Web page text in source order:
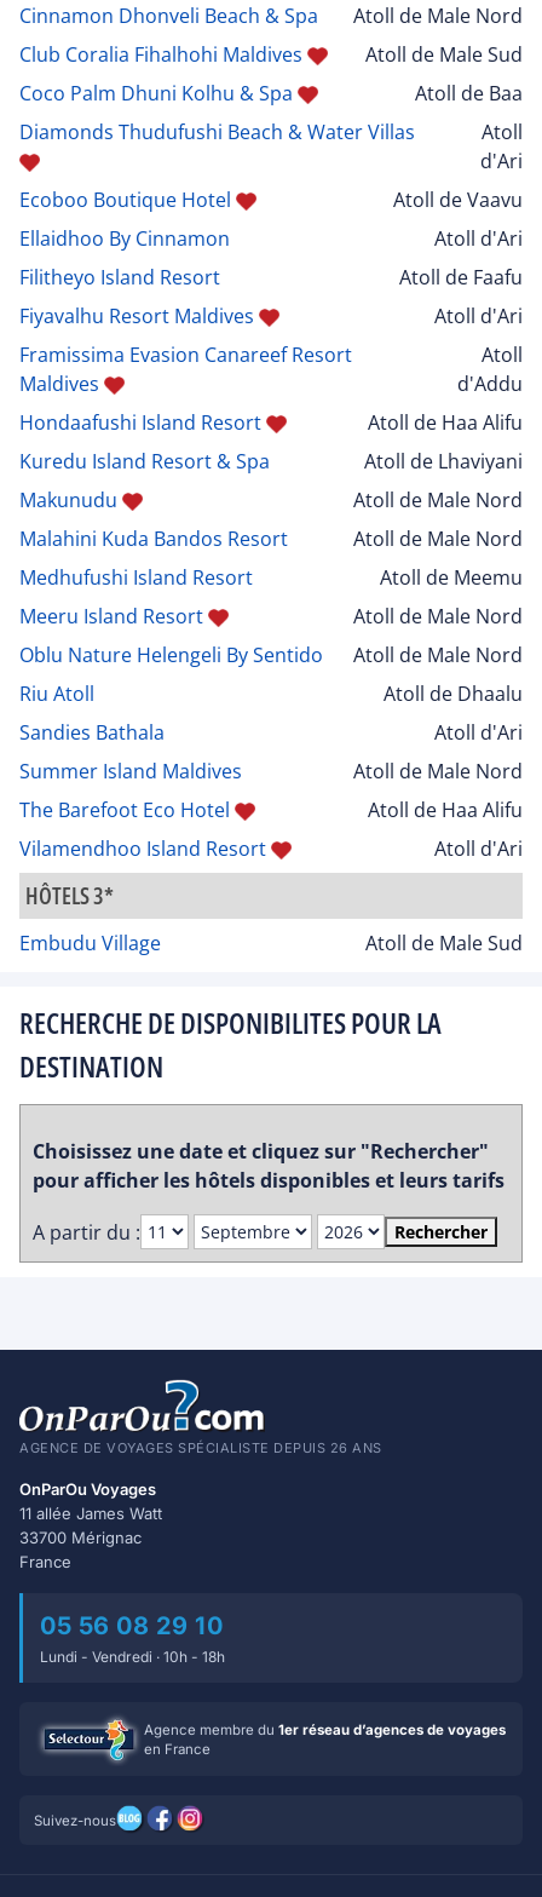
Cinnamon Dhonveli Beach & Spa
Atoll de Male Nord
Club Coralia Fihalhohi Maldives
Atoll de Male Sud
Coco Palm Dhuni Kolhu & Spa
Atoll de Baa
Diamonds Thudufushi Beach & Water Villas
Atoll
d'Ari
Ecoboo Boutique Hotel
Atoll de Vaavu
Ellaidhoo By Cinnamon
Atoll d'Ari
Filitheyo Island Resort
Atoll de Faafu
Fiyavalhu Resort Maldives
Atoll d'Ari
Framissima Evasion Canareef Resort
Maldives
Atoll
d'Addu
Hondaafushi Island Resort
Atoll de Haa Alifu
Kuredu Island Resort & Spa
Atoll de Lhaviyani
Makunudu
Atoll de Male Nord
Malahini Kuda Bandos Resort
Atoll de Male Nord
Medhufushi Island Resort
Atoll de Meemu
Meeru Island Resort
Atoll de Male Nord
Oblu Nature Helengeli By Sentido
Atoll de Male Nord
Riu Atoll
Atoll de Dhaalu
Sandies Bathala
Atoll d'Ari
Summer Island Maldives
Atoll de Male Nord
The Barefoot Eco Hotel
Atoll de Haa Alifu
Vilamendhoo Island Resort
Atoll d'Ari
HÔTELS 3*
Embudu Village Atoll de Male Sud
RECHERCHE DE DISPONIBILITES POUR LA
DESTINATION
Choisissez une date et cliquez sur "Rechercher"
pour afficher les hôtels disponibles et leurs tarifs
A partir du :
Rechercher
AGENCE DE VOYAGES SPÉCIALISTE DEPUIS 26 ANS
OnParOu Voyages
11 allée James Watt
33700 Mérignac
France
05 56 08 29 10
Lundi - Vendredi · 10h - 18h
Agence membre du 1er réseau d’agences de voyages
en France
Suivez-nous